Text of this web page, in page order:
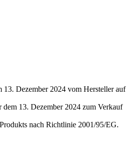
13. Dezember 2024 vom Hersteller auf
dem 13. Dezember 2024 zum Verkauf
nach Richtlinie 2001/95/EG.